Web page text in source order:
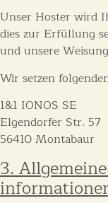
Unser Hoster wird
dies zur Erfüllung
und unsere
Wir setzen
1&1 IONOS SE
Elgendorfer Str. 57
56410 Montabaur
3.